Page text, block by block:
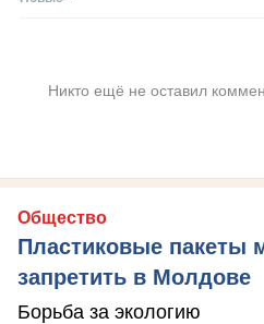
Никто ещё не оставил
Общество
Пластиковые пакеты
запретить в Молдове
Борьба за экологию